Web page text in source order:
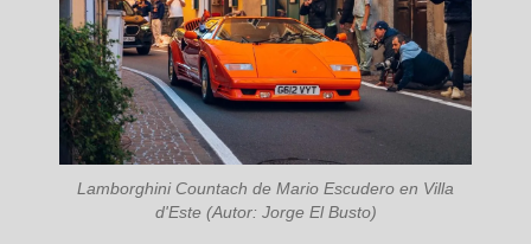
Lamborghini Countach de Mario Escudero en Villa
d'Este (Autor: Jorge El Busto)